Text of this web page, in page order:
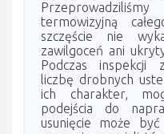
termowizyjną
szczęście nie
zawilgoceń ani
Podczas inspekcji
liczbę drobnych
ich charakter,
podejścia do
usunięcie może